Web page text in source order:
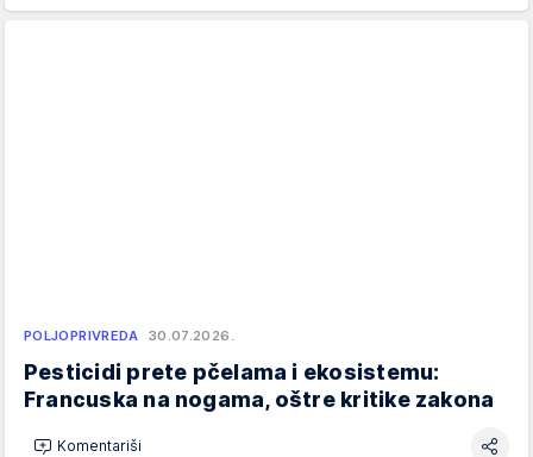
POLJOPRIVREDA 30.07.2026.
Pesticidi prete pčelama i ekosistemu:
Francuska na nogama, oštre kritike zakona
Komentariši